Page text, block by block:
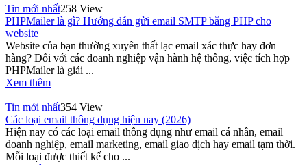
Tin mới nhất258 View
PHPMailer là gì? Hướng dẫn gửi email SMTP bằng PHP cho
website
Website của bạn thường xuyên thất lạc email xác thực hay đơn
hàng? Đối với các doanh nghiệp vận hành hệ thống, việc tích hợp
PHPMailer là giải ...
Xem thêm
Tin mới nhất354 View
Các loại email thông dụng hiện nay (2026)
Hiện nay có các loại email thông dụng như email cá nhân, email
doanh nghiệp, email marketing, email giao dịch hay email tạm thời.
Mỗi loại được thiết kế cho ...